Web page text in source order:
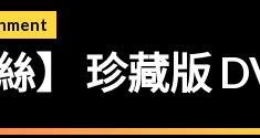
】 珍藏版